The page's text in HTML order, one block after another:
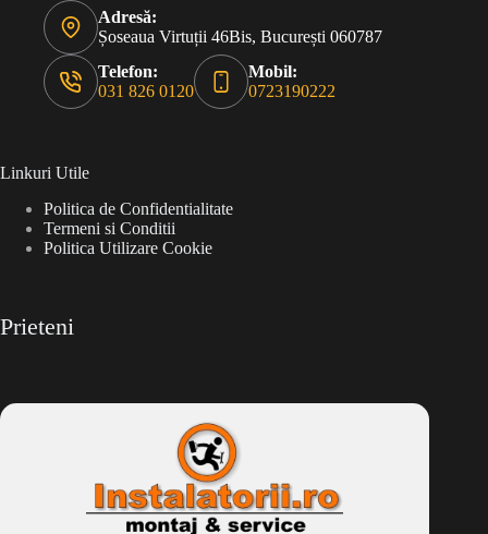
Adresă:
Șoseaua Virtuții 46Bis, București 060787
Telefon:
031 826 0120
Mobil:
0723190222
Linkuri Utile
Politica de Confidentialitate
Termeni si Conditii
Politica Utilizare Cookie
Prieteni